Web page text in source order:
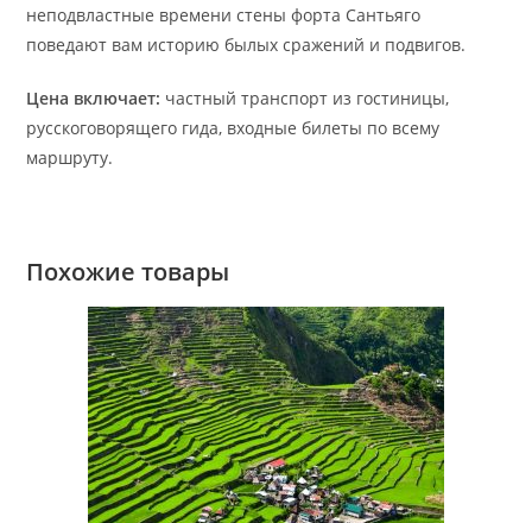
неподвластные времени стены форта Сантьяго
поведают вам историю былых сражений и подвигов.
Цена включает: частный транспорт из гостиницы,
русскоговорящего гида, входные билеты по всему
маршруту.
Похожие товары